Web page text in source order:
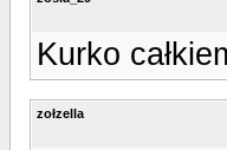
Kurko
zołzella